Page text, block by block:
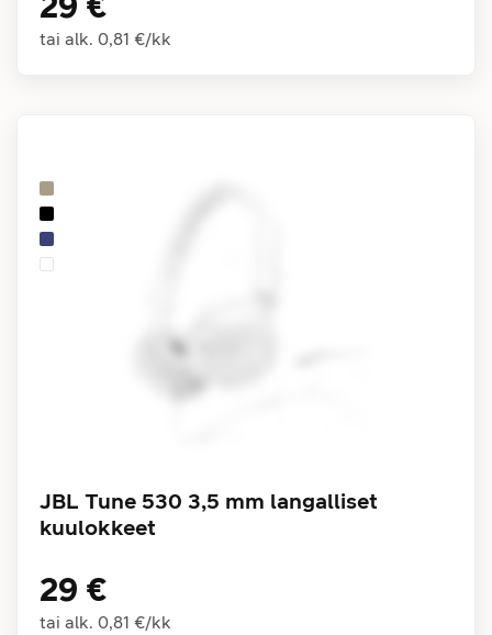
tai alk. 0,81 €/kk
JBL Tune 530 3,5 mm langalliset
kuulokkeet
29 €
tai alk. 0,81 €/kk